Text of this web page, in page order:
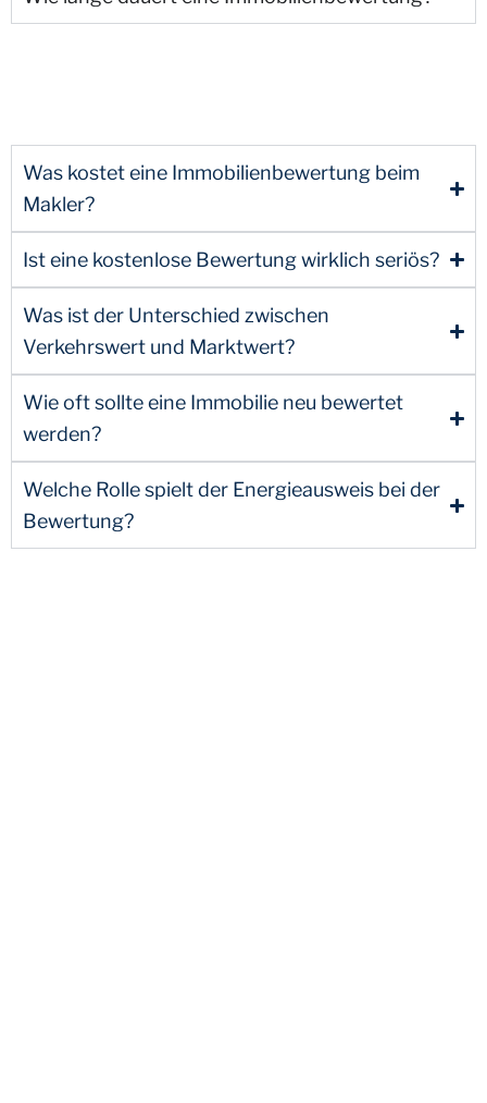
Was kostet eine Immobilienbewertung beim
Makler?
Ist eine kostenlose Bewertung wirklich seriös?
Was ist der Unterschied zwischen
Verkehrswert und Marktwert?
Wie oft sollte eine Immobilie neu bewertet
werden?
Welche Rolle spielt der Energieausweis bei der
Bewertung?